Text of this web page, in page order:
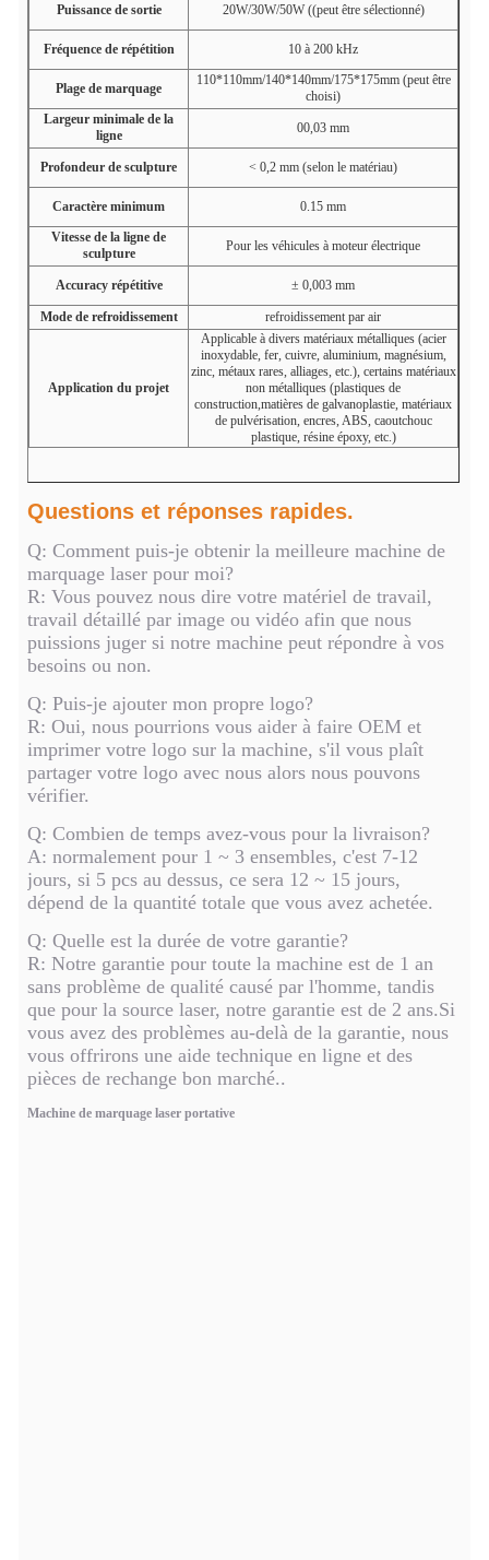
Puissance de sortie 20W/30W/50W ((peut être sélectionné)
Fréquence de répétition 10 à 200 kHz
Plage de marquage
110*110mm/140*140mm/175*175mm (peut être
choisi)
Largeur minimale de la
ligne
00,03 mm
Profondeur de sculpture < 0,2 mm (selon le matériau)
Caractère minimum
0.15 mm
Vitesse de la ligne de
sculpture
Pour les véhicules à moteur électrique
Accuracy répétitive ± 0,003 mm
Mode de refroidissement refroidissement par air
Application du projet
Applicable à divers matériaux métalliques (acier
inoxydable, fer, cuivre, aluminium, magnésium,
zinc, métaux rares, alliages, etc.), certains matériaux
non métalliques (plastiques de
construction,matières de galvanoplastie, matériaux
de pulvérisation, encres, ABS, caoutchouc
plastique, résine époxy, etc.)
Questions et réponses rapides.
Q: Comment puis-je obtenir la meilleure machine de
marquage laser pour moi?
R: Vous pouvez nous dire votre matériel de travail,
travail détaillé par image ou vidéo afin que nous
puissions juger si notre machine peut répondre à vos
besoins ou non.
Q: Puis-je ajouter mon propre logo?
R: Oui, nous pourrions vous aider à faire OEM et
imprimer votre logo sur la machine, s'il vous plaît
partager votre logo avec nous alors nous pouvons
vérifier.
Q: Combien de temps avez-vous pour la livraison?
A: normalement pour 1 ~ 3 ensembles, c'est 7-12
jours, si 5 pcs au dessus, ce sera 12 ~ 15 jours,
dépend de la quantité totale que vous avez achetée.
Q: Quelle est la durée de votre garantie?
R: Notre garantie pour toute la machine est de 1 an
sans problème de qualité causé par l'homme, tandis
que pour la source laser, notre garantie est de 2 ans.Si
vous avez des problèmes au-delà de la garantie, nous
vous offrirons une aide technique en ligne et des
pièces de rechange bon marché..
Machine de marquage laser portative